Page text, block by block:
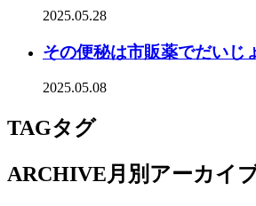
2025.05.28
その便秘は市販薬でだいじ
2025.05.08
TAGタグ
ARCHIVE月別アーカイ